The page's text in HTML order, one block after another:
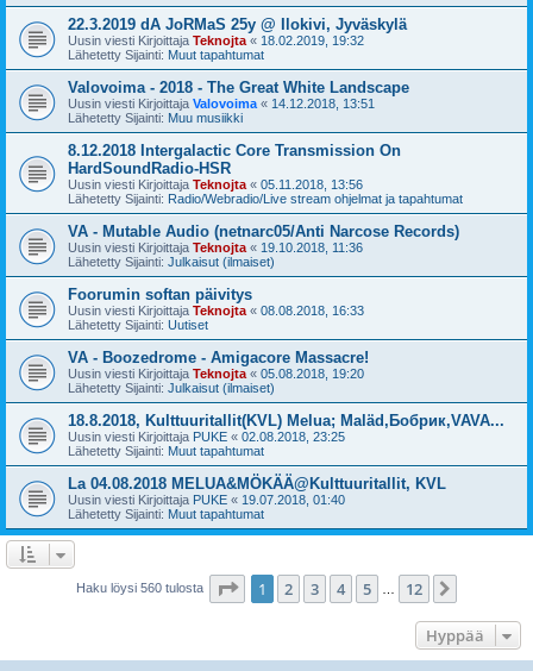
22.3.2019 dA JoRMaS 25y @ Ilokivi, Jyväskylä
Uusin viesti Kirjoittaja Teknojta « 18.02.2019, 19:32
Lähetetty Sijainti: Muut tapahtumat
Valovoima - 2018 - The Great White Landscape
Uusin viesti Kirjoittaja Valovoima « 14.12.2018, 13:51
Lähetetty Sijainti: Muu musiikki
8.12.2018 Intergalactic Core Transmission On
HardSoundRadio-HSR
Uusin viesti Kirjoittaja Teknojta « 05.11.2018, 13:56
Lähetetty Sijainti: Radio/Webradio/Live stream ohjelmat ja tapahtumat
VA - Mutable Audio (netnarc05/Anti Narcose Records)
Uusin viesti Kirjoittaja Teknojta « 19.10.2018, 11:36
Lähetetty Sijainti: Julkaisut (ilmaiset)
Foorumin softan päivitys
Uusin viesti Kirjoittaja Teknojta « 08.08.2018, 16:33
Lähetetty Sijainti: Uutiset
VA - Boozedrome - Amigacore Massacre!
Uusin viesti Kirjoittaja Teknojta « 05.08.2018, 19:20
Lähetetty Sijainti: Julkaisut (ilmaiset)
18.8.2018, Kulttuuritallit(KVL) Melua; Maläd,Бобрик,VAVA...
Uusin viesti Kirjoittaja PUKE « 02.08.2018, 23:25
Lähetetty Sijainti: Muut tapahtumat
La 04.08.2018 MELUA&MÖKÄÄ@Kulttuuritallit, KVL
Uusin viesti Kirjoittaja PUKE « 19.07.2018, 01:40
Lähetetty Sijainti: Muut tapahtumat
Haku löysi 560 tulosta Sivu /12
1 2 3 4 5 12
Hyppää